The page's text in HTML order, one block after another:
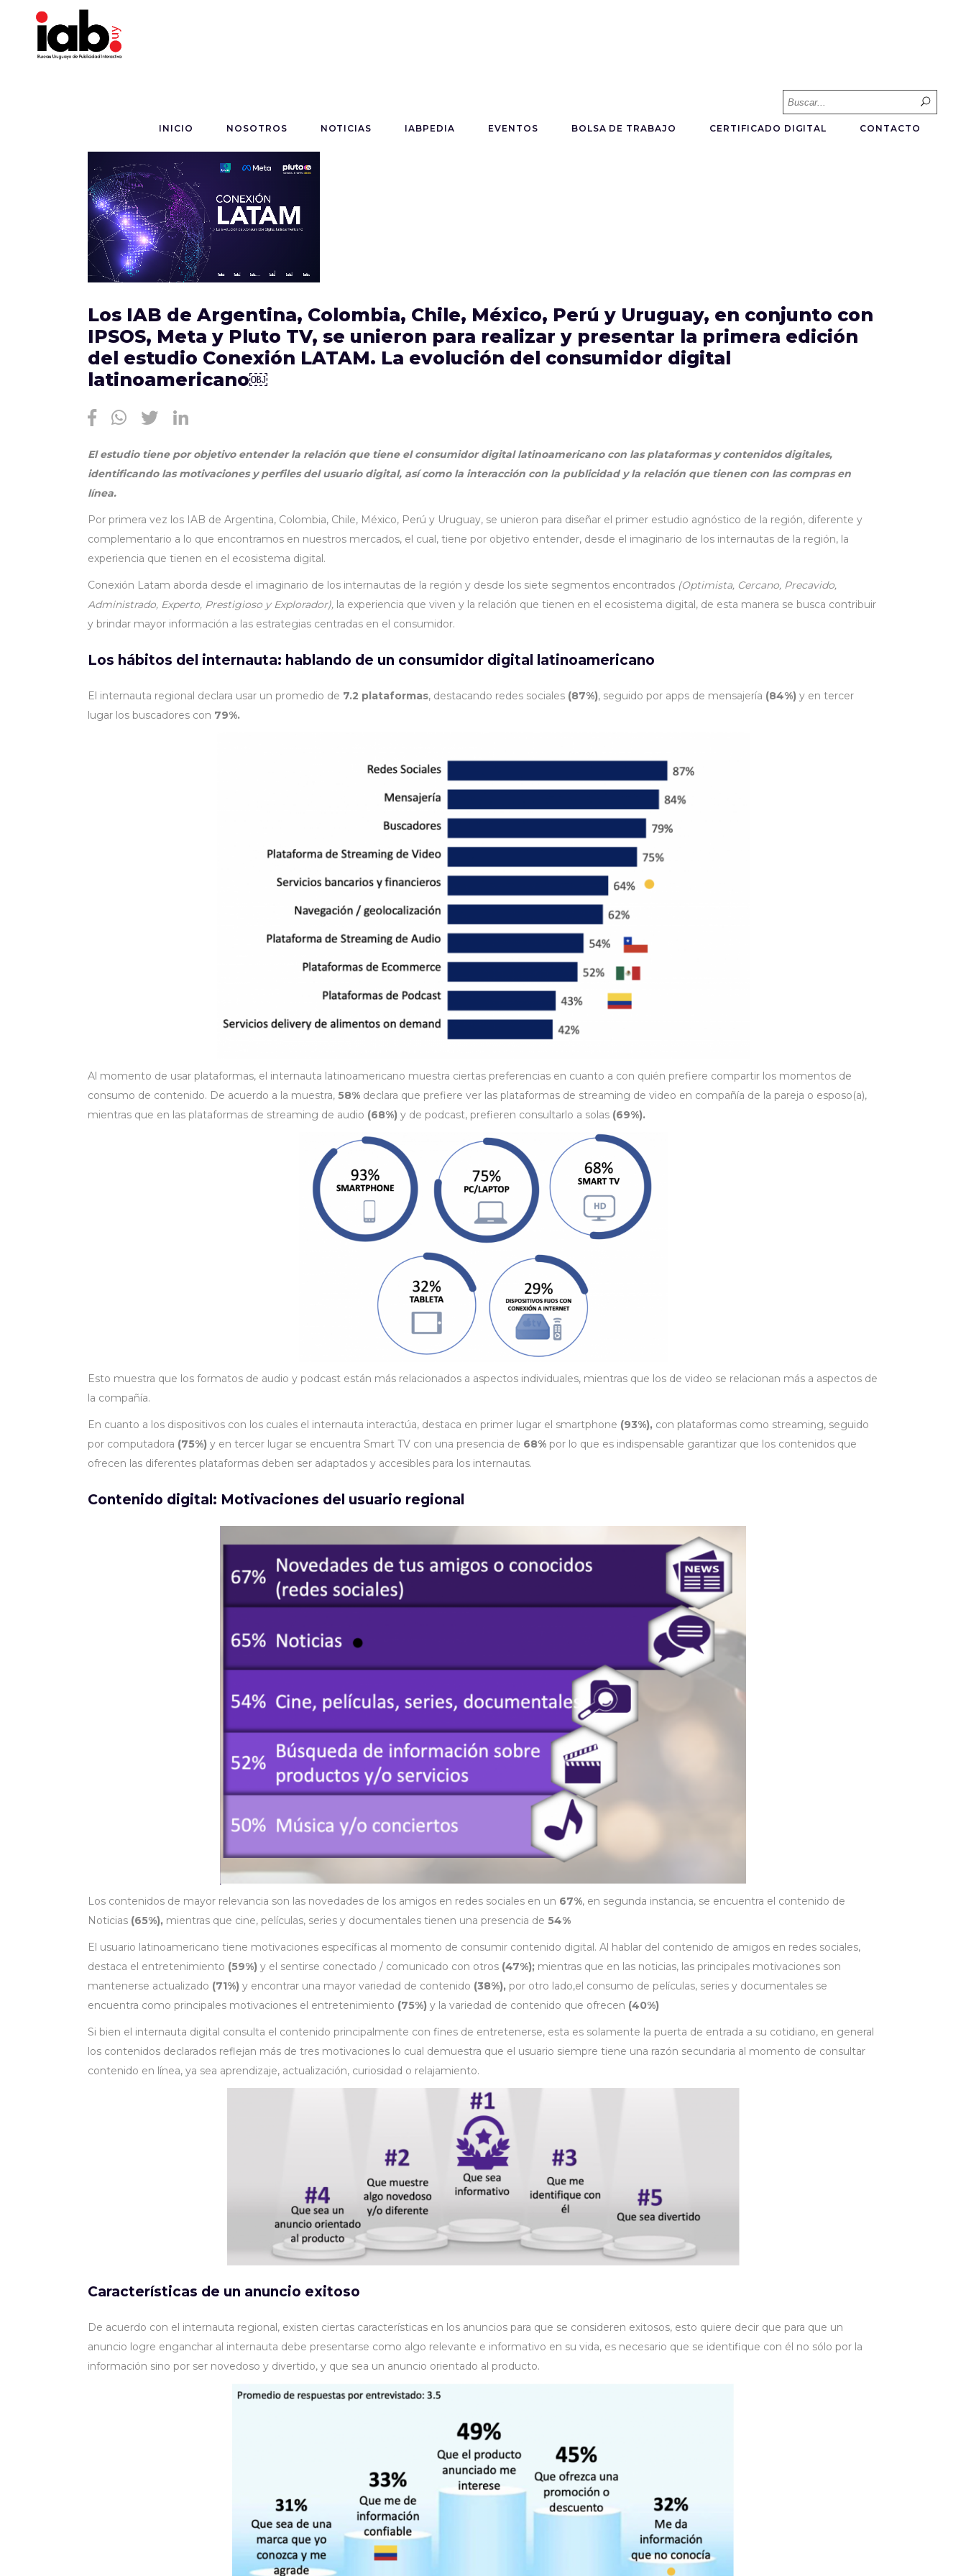
for:
INICIO NOSOTROS NOTICIAS IABPEDIA EVENTOS BOLSA DE TRABAJO CERTIFICADO DIGITAL CONTACTO
Los IAB de Argentina, Colombia, Chile, México, Perú y Uruguay, en conjunto con
IPSOS, Meta y Pluto TV, se unieron para realizar y presentar la primera edición
del estudio Conexión LATAM. La evolución del consumidor digital
latinoamericano￼
El estudio tiene por objetivo entender la relación que tiene el consumidor digital latinoamericano con las plataformas y contenidos digitales,
identificando las motivaciones y perfiles del usuario digital, así como la interacción con la publicidad y la relación que tienen con las compras en
línea.
Por primera vez los IAB de Argentina, Colombia, Chile, México, Perú y Uruguay, se unieron para diseñar el primer estudio agnóstico de la región, diferente y
complementario a lo que encontramos en nuestros mercados, el cual, tiene por objetivo entender, desde el imaginario de los internautas de la región, la
experiencia que tienen en el ecosistema digital.
Conexión Latam aborda desde el imaginario de los internautas de la región y desde los siete segmentos encontrados (Optimista, Cercano, Precavido,
Administrado, Experto, Prestigioso y Explorador), la experiencia que viven y la relación que tienen en el ecosistema digital, de esta manera se busca contribuir
y brindar mayor información a las estrategias centradas en el consumidor.
Los hábitos del internauta: hablando de un consumidor digital latinoamericano
El internauta regional declara usar un promedio de 7.2 plataformas, destacando redes sociales (87%), seguido por apps de mensajería (84%) y en tercer
lugar los buscadores con 79%.
Al momento de usar plataformas, el internauta latinoamericano muestra ciertas preferencias en cuanto a con quién prefiere compartir los momentos de
consumo de contenido. De acuerdo a la muestra, 58% declara que prefiere ver las plataformas de streaming de video en compañía de la pareja o esposo(a),
mientras que en las plataformas de streaming de audio (68%) y de podcast, prefieren consultarlo a solas (69%).
Esto muestra que los formatos de audio y podcast están más relacionados a aspectos individuales, mientras que los de video se relacionan más a aspectos de
la compañía.
En cuanto a los dispositivos con los cuales el internauta interactúa, destaca en primer lugar el smartphone (93%), con plataformas como streaming, seguido
por computadora (75%) y en tercer lugar se encuentra Smart TV con una presencia de 68% por lo que es indispensable garantizar que los contenidos que
ofrecen las diferentes plataformas deben ser adaptados y accesibles para los internautas.
Contenido digital: Motivaciones del usuario regional
Los contenidos de mayor relevancia son las novedades de los amigos en redes sociales en un 67%, en segunda instancia, se encuentra el contenido de
Noticias (65%), mientras que cine, películas, series y documentales tienen una presencia de 54%
El usuario latinoamericano tiene motivaciones específicas al momento de consumir contenido digital. Al hablar del contenido de amigos en redes sociales,
destaca el entretenimiento (59%) y el sentirse conectado / comunicado con otros (47%); mientras que en las noticias, las principales motivaciones son
mantenerse actualizado (71%) y encontrar una mayor variedad de contenido (38%), por otro lado,el consumo de películas, series y documentales se
encuentra como principales motivaciones el entretenimiento (75%) y la variedad de contenido que ofrecen (40%)
Si bien el internauta digital consulta el contenido principalmente con fines de entretenerse, esta es solamente la puerta de entrada a su cotidiano, en general
los contenidos declarados reflejan más de tres motivaciones lo cual demuestra que el usuario siempre tiene una razón secundaria al momento de consultar
contenido en línea, ya sea aprendizaje, actualización, curiosidad o relajamiento.
Características de un anuncio exitoso
De acuerdo con el internauta regional, existen ciertas características en los anuncios para que se consideren exitosos, esto quiere decir que para que un
anuncio logre enganchar al internauta debe presentarse como algo relevante e informativo en su vida, es necesario que se identifique con él no sólo por la
información sino por ser novedoso y divertido, y que sea un anuncio orientado al producto.